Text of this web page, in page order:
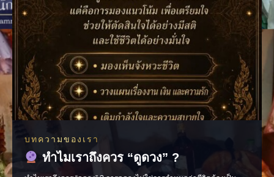
บทความของเรา
ทำไมเราถึงควร “ดูดวง” ?